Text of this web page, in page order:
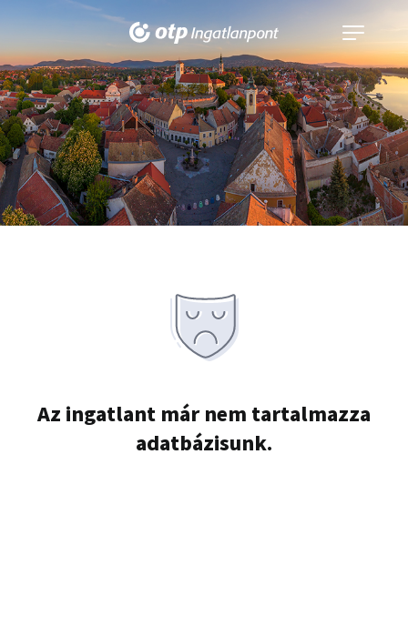
Navigáció
kinyitása
Az ingatlant már nem tartalmazza
adatbázisunk.